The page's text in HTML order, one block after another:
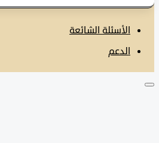
الأسئلة الشائعة
الدعم